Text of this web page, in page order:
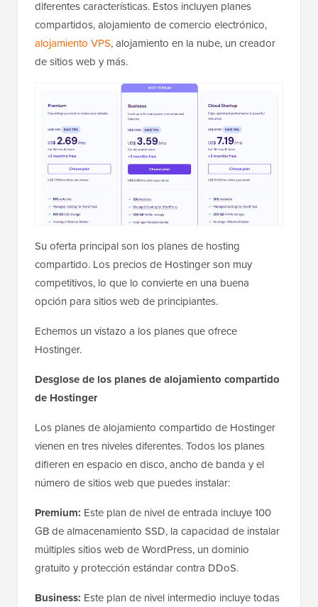
diferentes características. Estos incluyen planes
compartidos, alojamiento de comercio electrónico,
alojamiento VPS, alojamiento en la nube, un creador
de sitios web y más.
Su oferta principal son los planes de hosting
compartido. Los precios de Hostinger son muy
competitivos, lo que lo convierte en una buena
opción para sitios web de principiantes.
Echemos un vistazo a los planes que ofrece
Hostinger.
Desglose de los planes de alojamiento compartido
de Hostinger
Los planes de alojamiento compartido de Hostinger
vienen en tres niveles diferentes. Todos los planes
difieren en espacio en disco, ancho de banda y el
número de sitios web que puedes instalar:
Premium: Este plan de nivel de entrada incluye 100
GB de almacenamiento SSD, la capacidad de instalar
múltiples sitios web de WordPress, un dominio
gratuito y protección estándar contra DDoS.
Business: Este plan de nivel intermedio incluye todas